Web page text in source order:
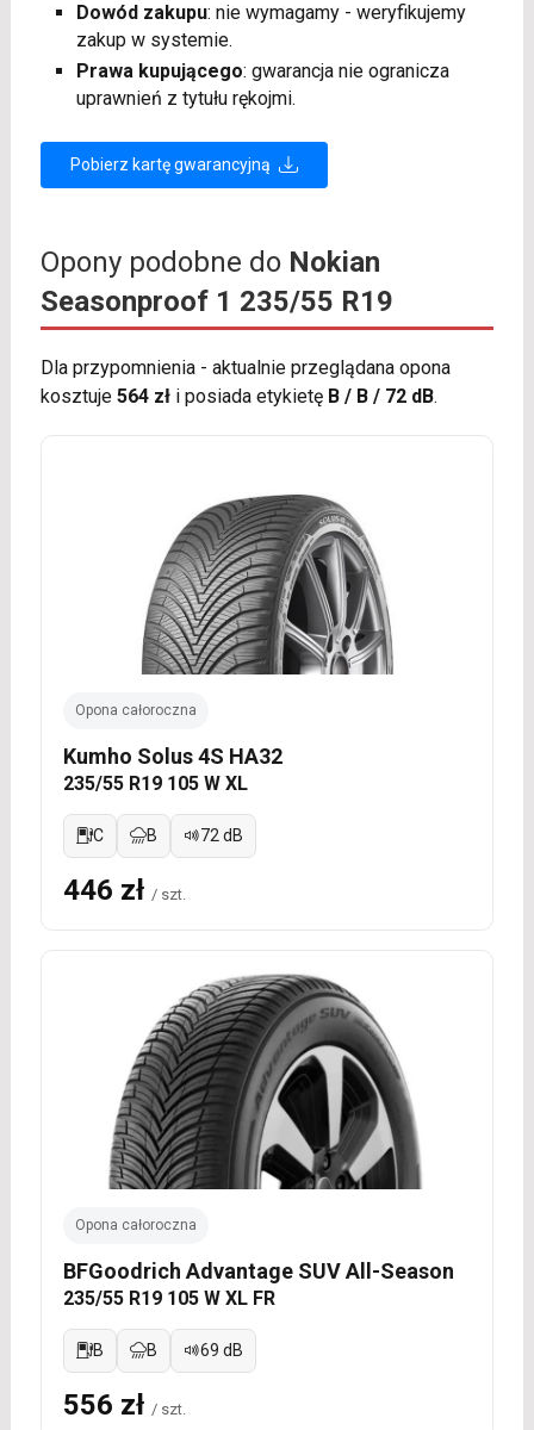
Dowód zakupu: nie wymagamy - weryfikujemy
zakup w systemie.
Prawa kupującego: gwarancja nie ogranicza
uprawnień z tytułu rękojmi.
Pobierz kartę gwarancyjną
Opony podobne do Nokian
Seasonproof 1 235/55 R19
Dla przypomnienia - aktualnie przeglądana opona
kosztuje 564 złi posiada etykietę B / B / 72 dB.
Opona całoroczna
Kumho Solus 4S HA32
235/55 R19 105 W XL
C B 72 dB
446 zł / szt.
Opona całoroczna
BFGoodrich Advantage SUV All-Season
235/55 R19 105 W XL FR
B B 69 dB
556 zł / szt.